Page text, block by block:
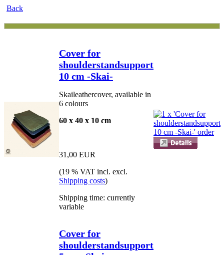
Back
Cover for
shoulderstandsupport
10 cm -Skai-
Skaileathercover, available in
6 colours
60 x 40 x 10 cm
31,00 EUR
(19 % VAT incl. excl.
Shipping costs)
Shipping time: currently
variable
Cover for
shoulderstandsupport